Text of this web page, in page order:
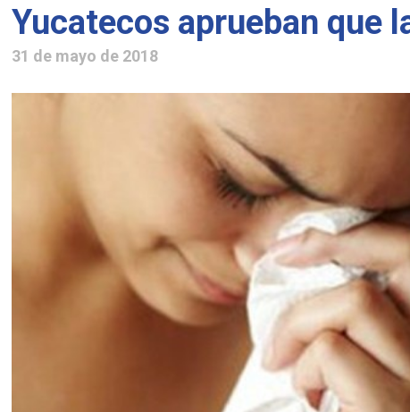
Yucatecos aprueban que
31 de mayo de 2018